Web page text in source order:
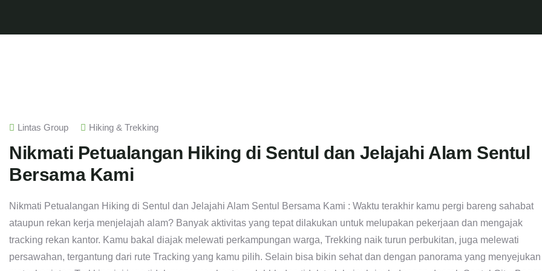
Lintas Group Hiking & Trekking
Nikmati Petualangan Hiking di Sentul dan Jelajahi Alam Sentul
Bersama Kami
Nikmati Petualangan Hiking di Sentul dan Jelajahi Alam Sentul Bersama Kami : Waktu terakhir kamu pergi bareng sahabat
ataupun rekan kerja menjelajah alam? Banyak aktivitas yang tepat dilakukan untuk melupakan pekerjaan dan mengajak
tracking rekan kantor. Kamu bakal diajak melewati perkampungan warga, Trekking naik turun perbukitan, juga melewati
persawahan, tergantung dari rute Tracking yang kamu pilih. Selain bisa bikin sehat dan dengan panorama yang menyejukan